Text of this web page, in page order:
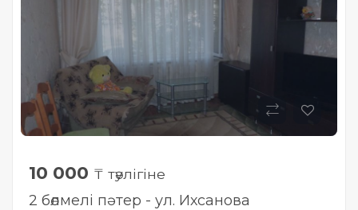
10 000 ₸ тәулігіне
2 бөлмелі пәтер - ул. Ихсанова